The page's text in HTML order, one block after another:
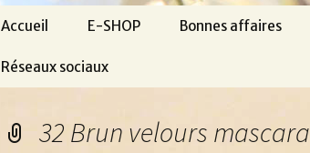
Accueil E-SHOP Bonnes affaires
Réseaux sociaux
32 Brun velours